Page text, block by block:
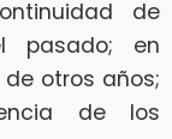
de
pasado; en
otros años;
de los